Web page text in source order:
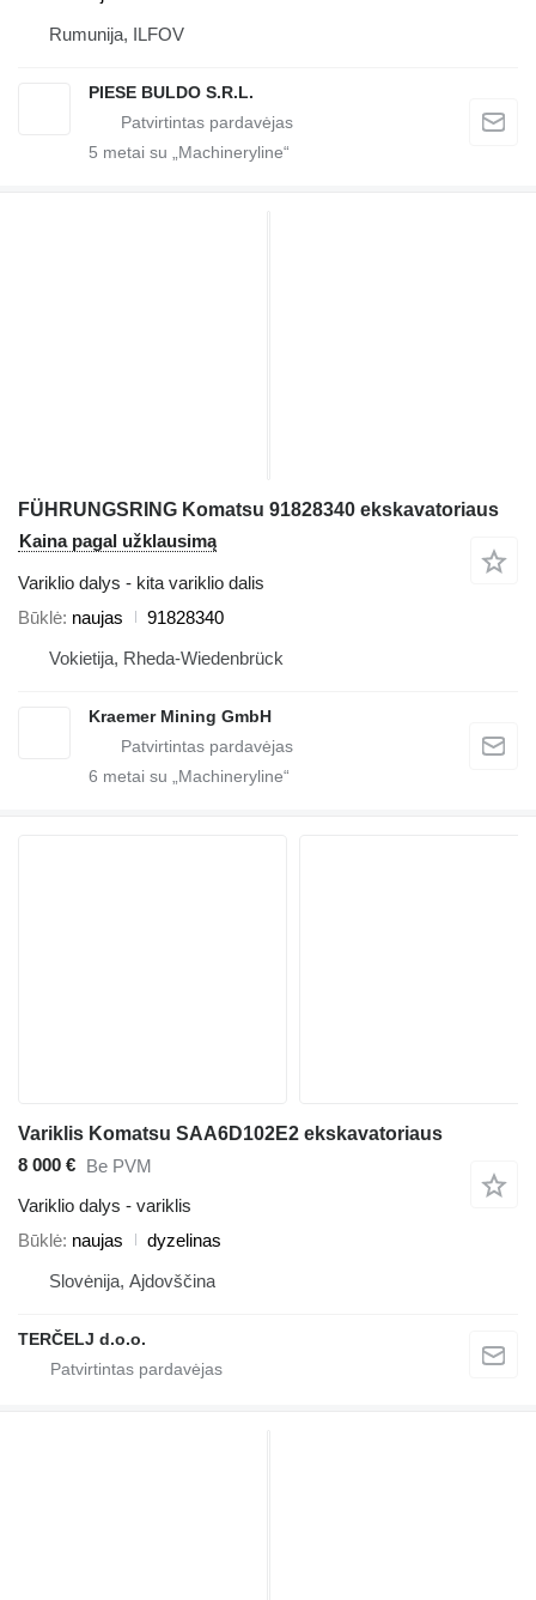
Rumunija, ILFOV
PIESE BULDO S.R.L.
5 metai su „Machineryline“
FÜHRUNGSRING Komatsu 91828340 ekskavatoriaus
Kaina pagal užklausimą
Variklio dalys - kita variklio dalis
Būklė naujas
91828340
Vokietija, Rheda-Wiedenbrück
Kraemer Mining GmbH
6 metai su „Machineryline“
Variklis Komatsu SAA6D102E2 ekskavatoriaus
8 000 € Be PVM
Variklio dalys - variklis
Būklė naujas
dyzelinas
Slovėnija, Ajdovščina
TERČELJ d.o.o.